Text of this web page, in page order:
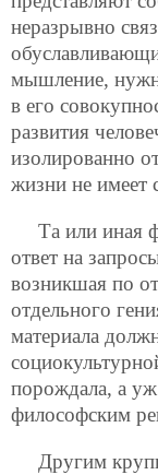
неразрывно
мышление,
в его
развития
изолированно
жизни не имеет
Та или иная
ответ на
возникшая по
отдельного
материала
порождала, а уж
философским
Другим